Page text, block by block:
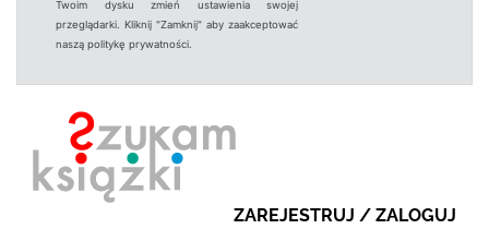
Twoim dysku zmień ustawienia swojej
przeglądarki. Kliknij "Zamknij" aby zaakceptować
naszą politykę prywatności.
ZAREJESTRUJ / ZALOGUJ